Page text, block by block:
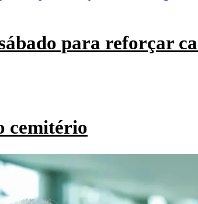
para reforçar
cemitério